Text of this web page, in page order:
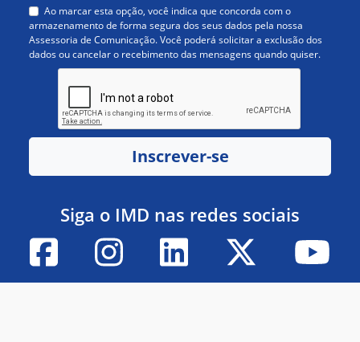
Ao marcar esta opção, você indica que concorda com o
armazenamento de forma segura dos seus dados pela nossa
Assessoria de Comunicação. Você poderá solicitar a exclusão dos
dados ou cancelar o recebimento das mensagens quando quiser.
Inscrever-se
Siga o IMD nas redes sociais